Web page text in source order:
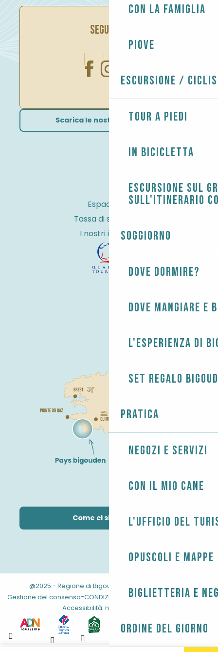
Con la famiglia
Piove
Escursione /
Tour a piedi
In bicicletta
Escursione sul
sull'itinerario
Soggiorno
Dove dormire?
Dove mangiare e
L'esperienza di
Set regalo
Pratica
Negozi e servizi
Con il mio cane
L'Ufficio del
Opuscoli e mappe
Biglietteria e
Ordine del giorno
SEGUITECI
Scarica le nostre brochure
Espace Pro
Tassa di soggiorno
I nostri impegni
Come ci si arriva?
@2025 - Regione di Bigouden Informazioni legali
Gestione del consenso-CONDIZIONI GENERALI -Mappa del sito -
Accessibilità: non conforme